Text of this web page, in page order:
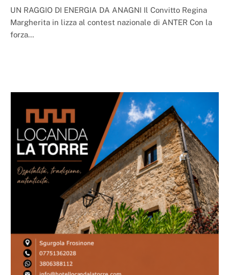
UN RAGGIO DI ENERGIA DA ANAGNI Il Convitto Regina
Margherita in lizza al contest nazionale di ANTER Con la
forza…